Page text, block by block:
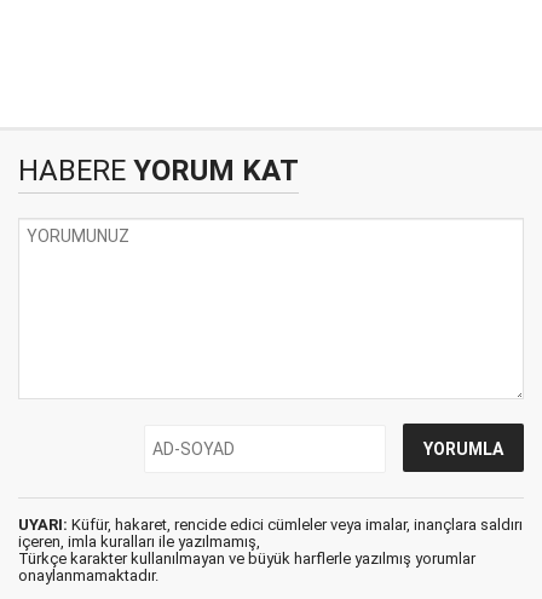
HABERE YORUM KAT
UYARI: Küfür, hakaret, rencide edici cümleler veya imalar, inançlara saldırı
içeren, imla kuralları ile yazılmamış,
Türkçe karakter kullanılmayan ve büyük harflerle yazılmış yorumlar
onaylanmamaktadır.